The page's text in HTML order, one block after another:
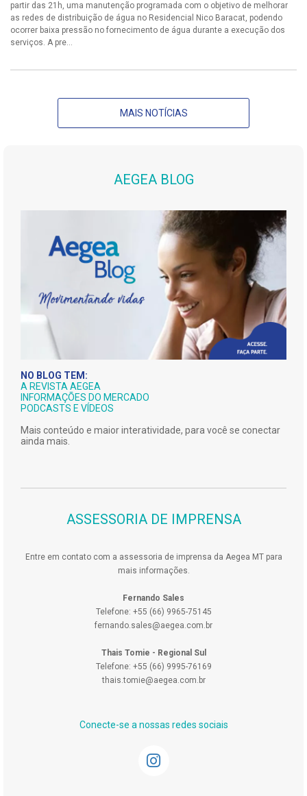
partir das 21h, uma manutenção programada com o objetivo de melhorar
as redes de distribuição de água no Residencial Nico Baracat, podendo
ocorrer baixa pressão no fornecimento de água durante a execução dos
serviços. A pre...
MAIS NOTÍCIAS
AEGEA BLOG
NO BLOG TEM:
A REVISTA AEGEA
INFORMAÇÕES DO MERCADO
PODCASTS E VÍDEOS
Mais conteúdo e maior interatividade, para você se conectar
ainda mais.
ASSESSORIA DE IMPRENSA
Entre em contato com a assessoria de imprensa da Aegea MT para
mais informações.
Fernando Sales
Telefone: +55 (66) 9965-75145
fernando.sales@aegea.com.br
Thais Tomie - Regional Sul
Telefone: +55 (66) 9995-76169
thais.tomie@aegea.com.br
Conecte-se a nossas redes sociais